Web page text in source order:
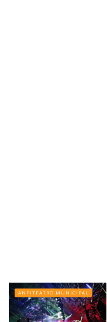
ANFITEATRO MUNICIPAL